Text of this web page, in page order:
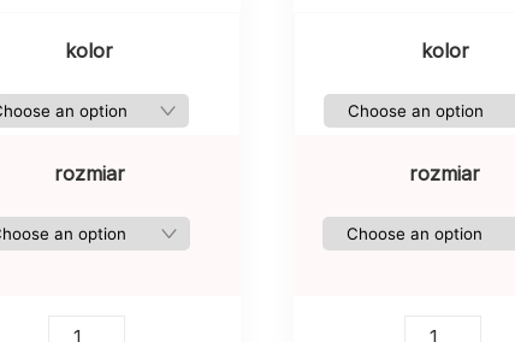
kolor
rozmiar
Garnitur
kolor
rozmiar
Damski